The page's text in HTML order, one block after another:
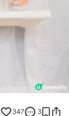
347 3